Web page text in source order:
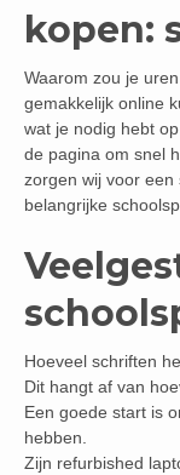
kopen:
Waarom zou je
gemakkelijk online
wat je nodig hebt
de pagina om snel
zorgen wij voor
belangrijke
Hoeveel schriften
Dit hangt af van
Een goede start is
hebben.
Zijn refurbished